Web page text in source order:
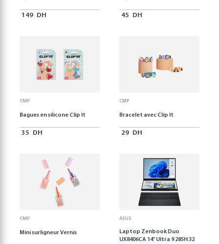
149 DH 45 DH
CMP
Bagues en silicone Clip It
35 DH
CMP
Bracelet avec Clip It
29 DH
CMP
Mini surligneur Vernis
ASUS
Laptop Zenbook Duo
UX8406CA 14'' Ultra 9 285H 32